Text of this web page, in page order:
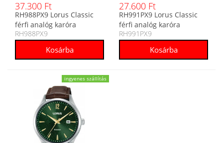
37.300 Ft
RH988PX9 Lorus Classic
férfi analóg karóra
RH988PX9
27.600 Ft
RH991PX9 Lorus Classic
férfi analóg karóra
RH991PX9
ingyenes szállítás